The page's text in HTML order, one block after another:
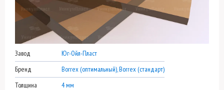
Завод
Юг-Ойл-Пласт
Бренд
Borrex (оптимальный), Borrex (стандарт)
Толщина
4 мм